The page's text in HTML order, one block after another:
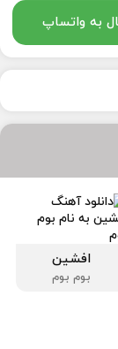
به واتساپ
افشین
بوم بوم